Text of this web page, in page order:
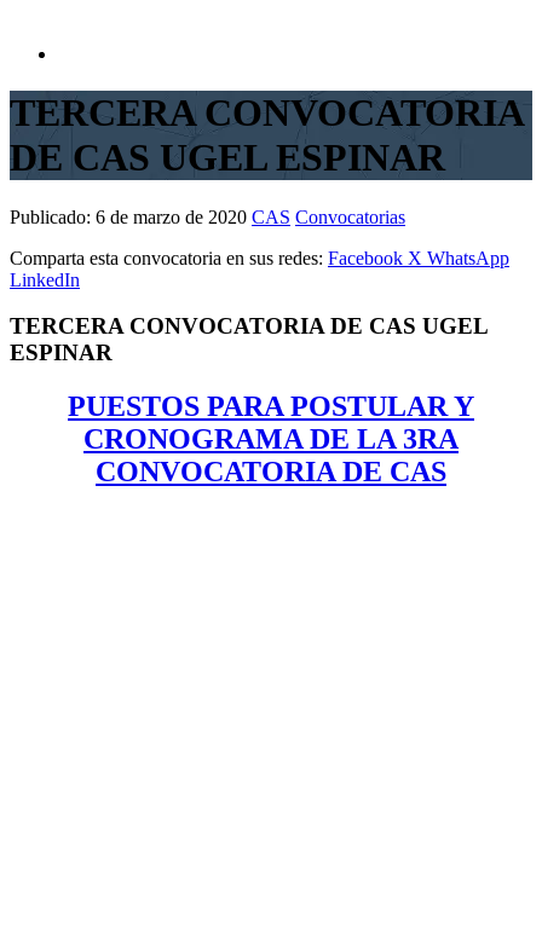
TERCERA CONVOCATORIA
DE CAS UGEL ESPINAR
Publicado: 6 de marzo de 2020 CAS Convocatorias
Comparta esta convocatoria en sus redes: Facebook X WhatsApp
LinkedIn
TERCERA CONVOCATORIA DE CAS UGEL
ESPINAR
PUESTOS PARA POSTULAR Y
CRONOGRAMA DE LA 3RA
CONVOCATORIA DE CAS